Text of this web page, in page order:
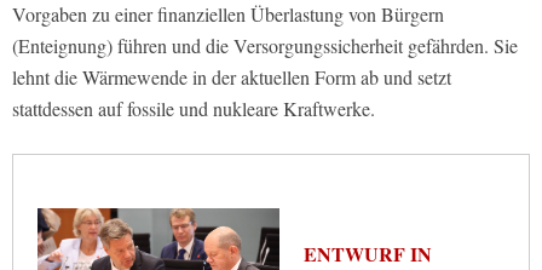
Vorgaben zu einer finanziellen Überlastung von Bürgern
(Enteignung) führen und die Versorgungssicherheit gefährden. Sie
lehnt die Wärmewende in der aktuellen Form ab und setzt
stattdessen auf fossile und nukleare Kraftwerke.
ENTWURF IN